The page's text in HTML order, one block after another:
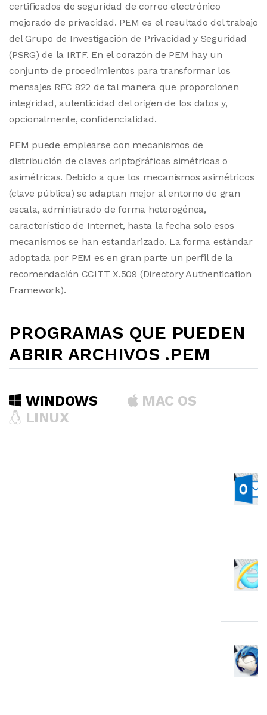
certificados de seguridad de correo electrónico
mejorado de privacidad. PEM es el resultado del trabajo
del Grupo de Investigación de Privacidad y Seguridad
(PSRG) de la IRTF. En el corazón de PEM hay un
conjunto de procedimientos para transformar los
mensajes RFC 822 de tal manera que proporcionen
integridad, autenticidad del origen de los datos y,
opcionalmente, confidencialidad.
PEM puede emplearse con mecanismos de
distribución de claves criptográficas simétricas o
asimétricas. Debido a que los mecanismos asimétricos
(clave pública) se adaptan mejor al entorno de gran
escala, administrado de forma heterogénea,
característico de Internet, hasta la fecha solo esos
mecanismos se han estandarizado. La forma estándar
adoptada por PEM es en gran parte un perfil de la
recomendación CCITT X.509 (Directory Authentication
Framework).
PROGRAMAS QUE PUEDEN
ABRIR ARCHIVOS .PEM
WINDOWS
MAC OS
LINUX